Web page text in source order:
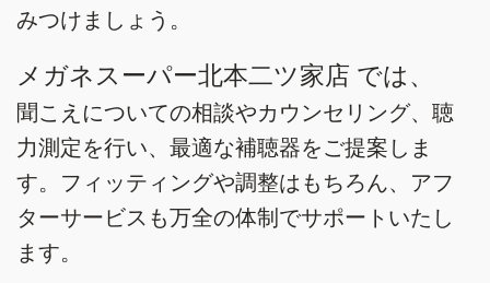
みつけましょう。
メガネスーパー北本二ツ家店 では、
聞こえについての相談やカウンセリング、聴
力測定を行い、最適な補聴器をご提案しま
す。フィッティングや調整はもちろん、アフ
ターサービスも万全の体制でサポートいたし
ます。